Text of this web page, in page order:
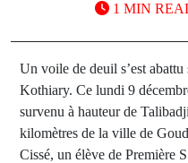
1 MIN
Un voile de deuil s’est
Kothiary. Ce lundi 9
survenu à hauteur de
kilomètres de la ville de
Cissé, un élève de Première